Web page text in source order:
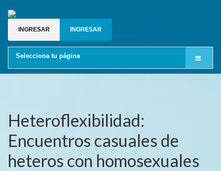
INGRESAR INGRESAR
Selecciona tu página
Blog gay
Grupos de whatsapp gay
Heteroflexibilidad:
Encuentros casuales de
heteros con homosexuales